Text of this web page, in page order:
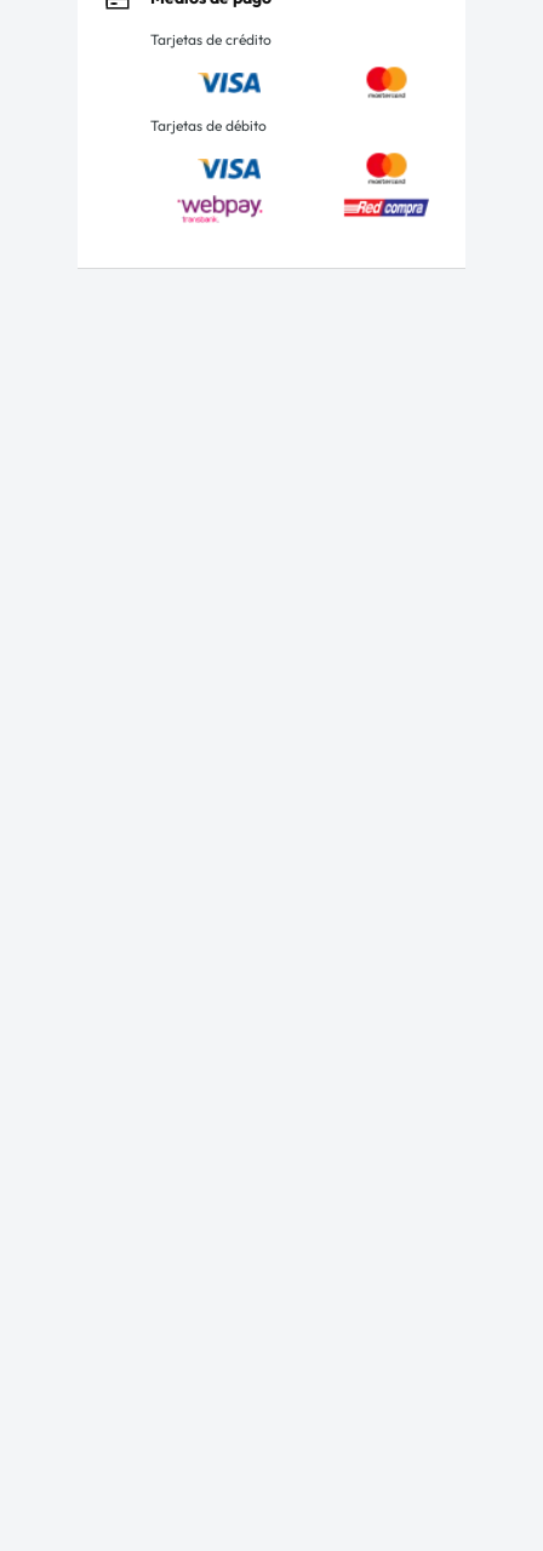
Tarjetas de crédito
Tarjetas de débito